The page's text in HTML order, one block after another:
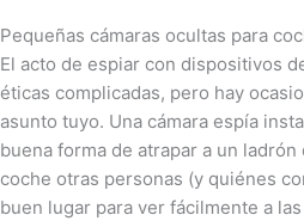
Pequeñas cámaras ocultas para
El acto de espiar con dispositivos
éticas complicadas, pero hay
asunto tuyo. Una cámara espía
buena forma de atrapar a un
coche otras personas (y quiénes
buen lugar para ver fácilmente a